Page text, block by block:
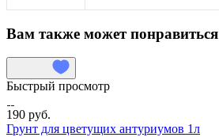
Вам также может понравиться
Быстрый просмотр
190 руб.
Грунт для цветущих антуриумов 1л